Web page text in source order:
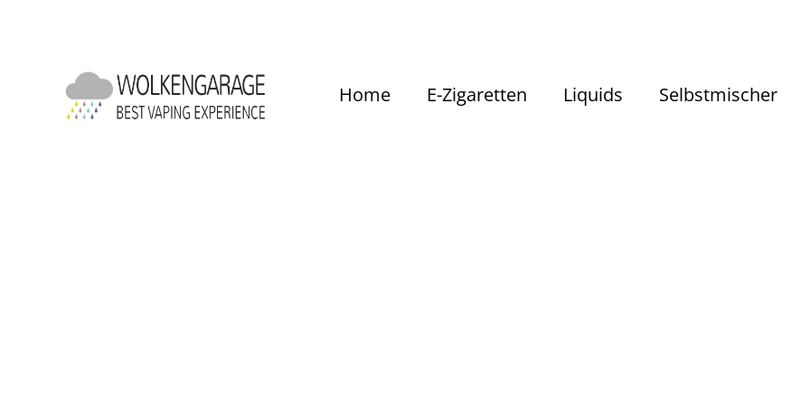
Home E-Zigaretten Liquids Selbstmischer